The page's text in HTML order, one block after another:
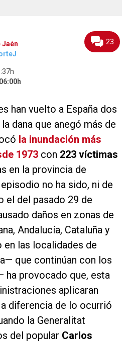
06:00h
23
han vuelto a España dos
dana que anegó más de
la inundación más
1973 con 223 víctimas
en la provincia de
no ha sido, ni de
el del pasado 29 de
daños en zonas de
Andalucía, Cataluña y
en las localidades de
que continúan con los
ha provocado que, esta
aplicaran
diferencia de lo ocurrió
la Generalitat
del popular Carlos